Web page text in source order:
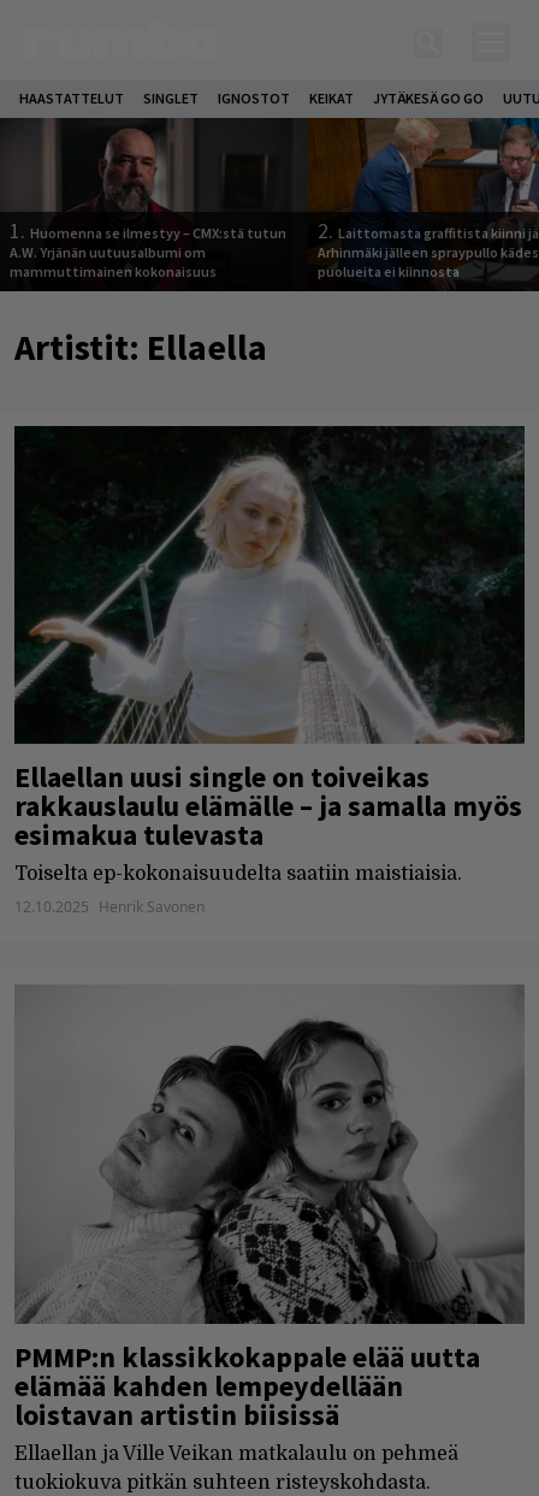
HAASTATTELUT SINGLET IGNOSTOT KEIKAT JYTÄKESÄ GO GO
1. Huomenna se ilmestyy – CMX:stä tutun
A.W. Yrjänän uutuusalbumi om
mammuttimainen kokonaisuus
2. Laittomasta graffitista kiinni
Arhinmäki jälleen spraypullo
puolueita ei kiinnosta
Artistit: Ellaella
Ellaellan uusi single on toiveikas
rakkauslaulu elämälle – ja samalla myös
esimakua tulevasta
Toiselta ep-kokonaisuudelta saatiin maistiaisia.
12.10.2025 Henrik Savonen
PMMP:n klassikkokappale elää uutta
elämää kahden lempeydellään
loistavan artistin biisissä
Ellaellan ja Ville Veikan matkalaulu on pehmeä
tuokiokuva pitkän suhteen risteyskohdasta.